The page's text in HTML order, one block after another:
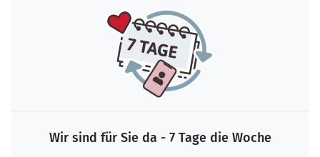
Wir sind für Sie da - 7 Tage die Woche